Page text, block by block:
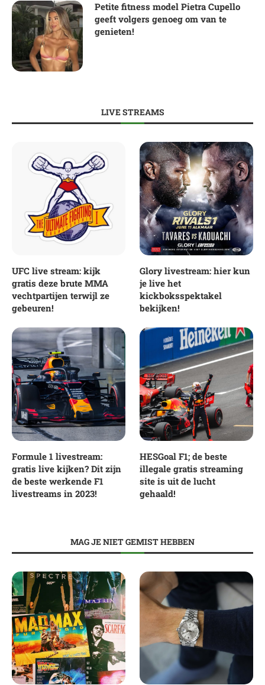
Petite fitness model Pietra Cupello
geeft volgers genoeg om van te
genieten!
LIVE STREAMS
UFC live stream: kijk
gratis deze brute MMA
vechtpartijen terwijl ze
gebeuren!
Glory livestream: hier kun
je live het
kickboksspektakel
bekijken!
Formule 1 livestream:
gratis live kijken? Dit zijn
de beste werkende F1
livestreams in 2023!
HESGoal F1; de beste
illegale gratis streaming
site is uit de lucht
gehaald!
MAG JE NIET GEMIST HEBBEN